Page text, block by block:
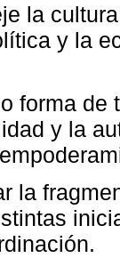
la
y la
forma de
y la
la